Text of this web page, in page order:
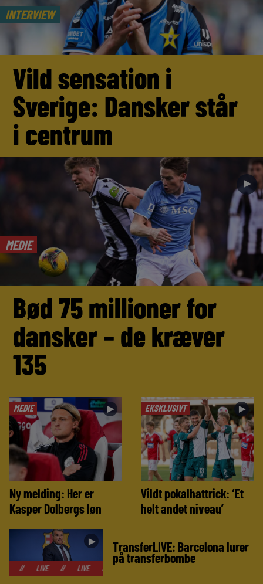
INTERVIEW
Vild sensation i
Sverige: Dansker står
i centrum
MEDIE
►
Bød 75 millioner for
dansker – de kræver
135
MEDIE ►
Ny melding: Her er
Kasper Dolbergs løn
EKSKLUSIVT ►
Vildt pokalhattrick: ‘Et
helt andet niveau’
►
LIVE LIVE
TransferLIVE: Barcelona lurer
på transferbombe